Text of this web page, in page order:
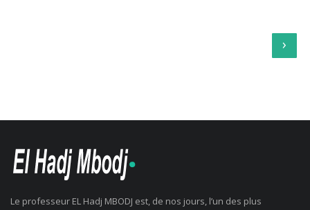
›
Le professeur EL Hadj MBODJ est, de nos jours, l’un des plus